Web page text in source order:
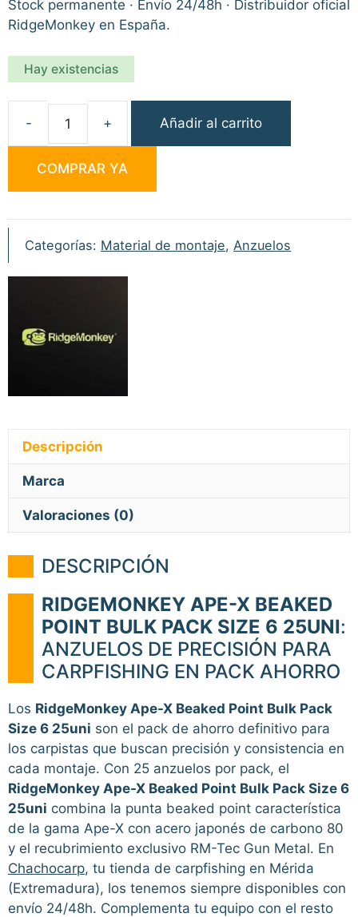
Stock permanente · Envío 24/48h · Distribuidor oficial
RidgeMonkey en España.
Hay existencias
RidgeMonkey
X
Beaked
Pack
Añadir al carrito
COMPRAR YA
Categorías: Material de montaje, Anzuelos
Descripción
Marca
Valoraciones (0)
DESCRIPCIÓN
RIDGEMONKEY APE-X BEAKED
POINT BULK PACK SIZE 6 25UNI:
ANZUELOS DE PRECISIÓN PARA
CARPFISHING EN PACK AHORRO
Los RidgeMonkey Ape-X Beaked Point Bulk Pack
Size 6 25uni son el pack de ahorro definitivo para
los carpistas que buscan precisión y consistencia en
cada montaje. Con 25 anzuelos por pack, el
RidgeMonkey Ape-X Beaked Point Bulk Pack Size 6
25uni combina la punta beaked point característica
de la gama Ape-X con acero japonés de carbono 80
y el recubrimiento exclusivo RM-Tec Gun Metal. En
Chachocarp, tu tienda de carpfishing en Mérida
(Extremadura), los tenemos siempre disponibles con
envío 24/48h. Complementa tu equipo con el resto